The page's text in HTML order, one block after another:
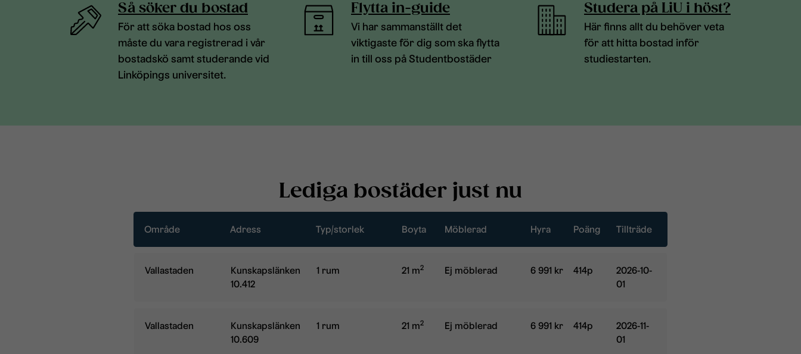
Så söker du bostad
För att söka bostad hos oss
måste du vara registrerad i vår
bostadskö samt studerande vid
Linköpings universitet.
Flytta in-guide
Vi har sammanställt det
viktigaste för dig som ska flytta
in till oss på Studentbostäder
Studera på LiU i höst?
Här finns allt du behöver veta
för att hitta bostad inför
studiestarten.
Lediga bostäder just nu
Område Adress Typ/storlek Boyta Möblerad Hyra Poäng Tillträde
Område:
Vallastaden Adress:
Kunskapslänken
10.412
Typ/storlek:
1 rum Boyta:
21 m2 Möblerad:
Ej möblerad Hyra:
6 991 kr Poäng:
414p Tillträde:
2026-10-
01
Område:
Vallastaden Adress:
Kunskapslänken
10.609
Typ/storlek:
1 rum Boyta:
21 m2 Möblerad:
Ej möblerad Hyra:
6 991 kr Poäng:
414p Tillträde:
2026-11-
01